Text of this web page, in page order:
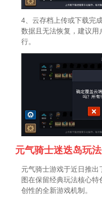
4、云存档上传或下载完
数据且无法恢复，建议用
行。
元气骑士迷迭岛玩
元气骑士游戏于近日推
图在保留经典玩法核心
创性的全新游戏机制。